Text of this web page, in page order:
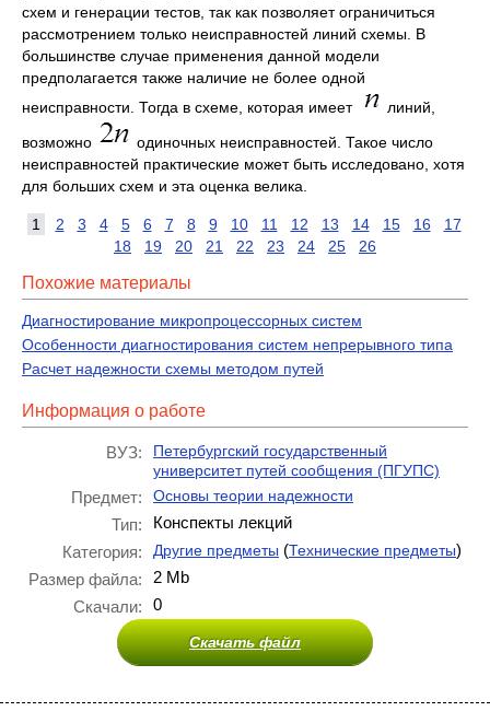
схем и генерации тестов, так как позволяет ограничиться
рассмотрением только неисправностей линий схемы. В
большинстве случае применения данной модели
предполагается также наличие не более одной
неисправности. Тогда в схеме, которая имеет
линий,
возможно
одиночных неисправностей. Такое число
неисправностей практические может быть исследовано, хотя
для больших схем и эта оценка велика.
1 2 3 4 5 6 7 8 9 10 11 12 13 14 15 16
17
18
19 20 21 22 23 24 25 26
Похожие материалы
Диагностирование микропроцессорных систем
Особенности диагностирования систем непрерывного типа
Расчет надежности схемы методом путей
Информация о работе
ВУЗ:
Петербургский государственный
университет путей сообщения (ПГУПС)
Предмет: Основы теории надежности
Тип:
Конспекты лекций
Категория:
Другие предметы (Технические предметы)
Размер файла:
2 Mb
Скачали:
0
Скачать файл